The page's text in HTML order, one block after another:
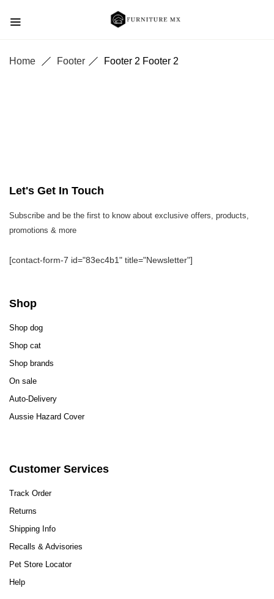
Home Footer Footer 2 Footer 2
Let's Get In Touch
Subscribe and be the first to know about exclusive offers, products,
promotions & more
[contact-form-7 id="83ec4b1" title="Newsletter"]
Shop
Shop dog
Shop cat
Shop brands
On sale
Auto-Delivery
Aussie Hazard Cover
Customer Services
Track Order
Returns
Shipping Info
Recalls & Advisories
Pet Store Locator
Help